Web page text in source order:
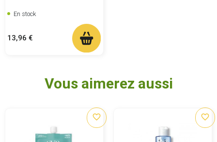
En stock
Prix
13,96 €
Vous aimerez aussi
favorite_border favorite_border